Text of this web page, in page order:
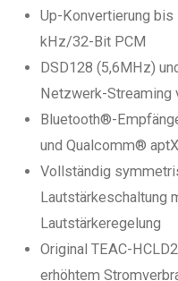
Up-Konvertierung bis
kHz/32-Bit PCM
DSD128 (5,6MHz)
Netzwerk-Streaming
Bluetooth®-
und Qualcomm®
Vollständig
Lautstärkeschaltung
Lautstärkeregelung
Original TEAC-
erhöhtem